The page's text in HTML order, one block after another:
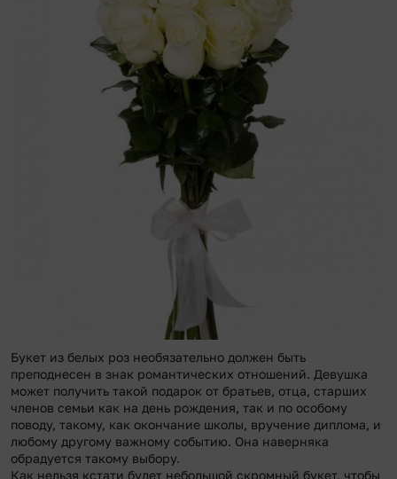
Букет из белых роз необязательно должен быть
преподнесен в знак романтических отношений. Девушка
может получить такой подарок от братьев, отца, старших
членов семьи как на день рождения, так и по особому
поводу, такому, как окончание школы, вручение диплома, и
любому другому важному событию. Она наверняка
обрадуется такому выбору.
Как нельзя кстати будет небольшой скромный букет, чтобы